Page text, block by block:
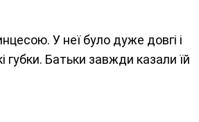
У неї було дуже довгі і
губки. Батьки завжди казали їй